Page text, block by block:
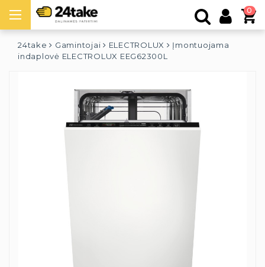
0
24take Gamintojai ELECTROLUX
Įmontuojama
indaplovė ELECTROLUX EEG62300L